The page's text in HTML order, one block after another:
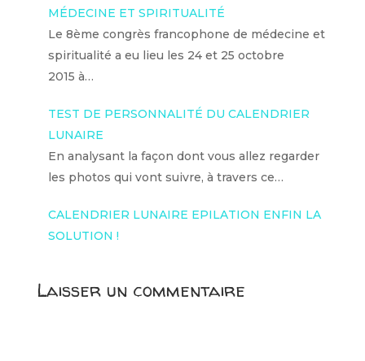
MÉDECINE ET SPIRITUALITÉ
Le 8ème congrès francophone de médecine et
spiritualité a eu lieu les 24 et 25 octobre
2015 à…
TEST DE PERSONNALITÉ DU CALENDRIER
LUNAIRE
En analysant la façon dont vous allez regarder
les photos qui vont suivre, à travers ce…
CALENDRIER LUNAIRE EPILATION ENFIN LA
SOLUTION !
Laisser un commentaire